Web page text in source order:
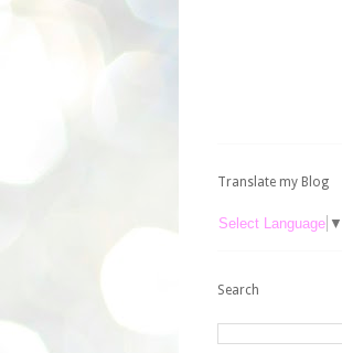
Translate my Blog
Select Language ▼
Search